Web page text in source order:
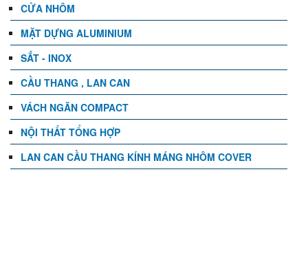
CỬA NHÔM
MẶT DỰNG ALUMINIUM
SẮT - INOX
CẦU THANG , LAN CAN
VÁCH NGĂN COMPACT
NỘI THẤT TỔNG HỢP
LAN CAN CẦU THANG KÍNH MÁNG NHÔM COVER